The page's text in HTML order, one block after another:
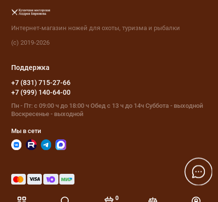
0
Интернет-магазин ножей для охоты, туризма и рыбалки
(с) 2019-2026
Поддержка
+7 (831) 715-27-66
+7 (999) 140-64-00
Пн - Пт: с 09:00 ч до 18:00 ч Обед с 13 ч до 14ч Суббота - выходной
Воскресенье - выходной
Мы в сети